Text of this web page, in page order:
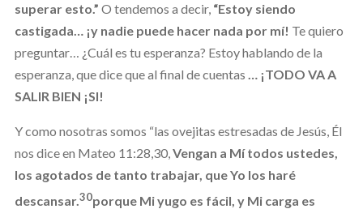
superar esto.” O tendemos a decir, “Estoy siendo
castigada… ¡y nadie puede hacer nada por mí! Te quiero
preguntar… ¿Cuál es tu esperanza? Estoy hablando de la
esperanza, que dice que al final de cuentas … ¡TODO VA A
SALIR BIEN ¡SI!
Y como nosotras somos “las ovejitas estresadas de Jesús, Él
nos dice en Mateo 11:28,30,Vengan a Mí todos ustedes,
los agotados de tanto trabajar, que Yo los haré
descansar.30porque Mi yugo es fácil, y Mi carga es